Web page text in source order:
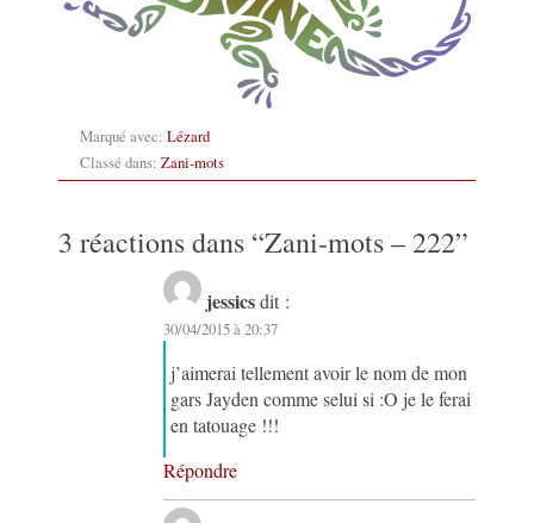
Marqué avec: Lézard
Classé dans: Zani-mots
3 réactions dans “Zani-mots – 222”
jessics dit :
30/04/2015 à 20:37
j’aimerai tellement avoir le nom de mon
gars Jayden comme selui si :O je le ferai
en tatouage !!!
Répondre